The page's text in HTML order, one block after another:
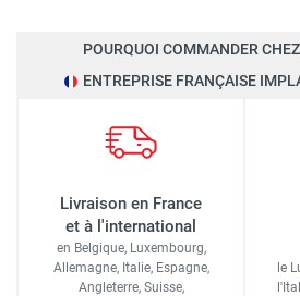
POURQUOI COMMANDER
ENTREPRISE FRANÇAISE
Livraison en France
et à l'international
en Belgique, Luxembourg,
Allemagne, Italie, Espagne,
Angleterre, Suisse,
le